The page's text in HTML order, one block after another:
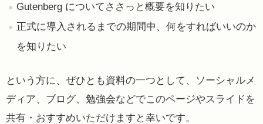
Gutenberg についてささっと概要を知りたい
正式に導入されるまでの期間中、何をすればいいのか
を知りたい
という方に、ぜひとも資料の一つとして、ソーシャルメ
ディア、ブログ、勉強会などでこのページやスライドを
共有・おすすめいただけますと幸いです。